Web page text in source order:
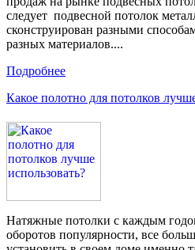
следует подвесной потолок
сконструирован разными
разных материалов....
Подробнее
Какое полотно для потолков
Натяжные потолки с каждым
оборотов популярности, все